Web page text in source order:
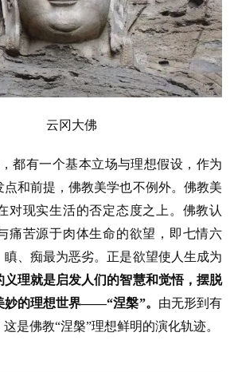
云冈大佛
都有一个基本立场与理想假设，作为
和前提，佛教美学也不例外。佛教美
对现实生活的否定态度之上。佛教认
痛苦源于肉体生命的欲望，即七情六
、痴最为恶劣。正是欲望使人生成为
义理就是启发人们的智慧和觉悟，摆脱
妙的理想世界——“涅槃”。 由无形到有
这是佛教“涅槃”理想鲜明的演化轨迹。